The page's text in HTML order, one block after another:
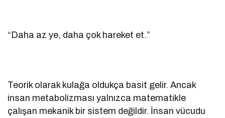
“Daha az ye, daha çok hareket et.”
Teorik olarak kulağa oldukça basit gelir. Ancak
insan metabolizması yalnızca matematikle
çalışan mekanik bir sistem değildir. İnsan vücudu